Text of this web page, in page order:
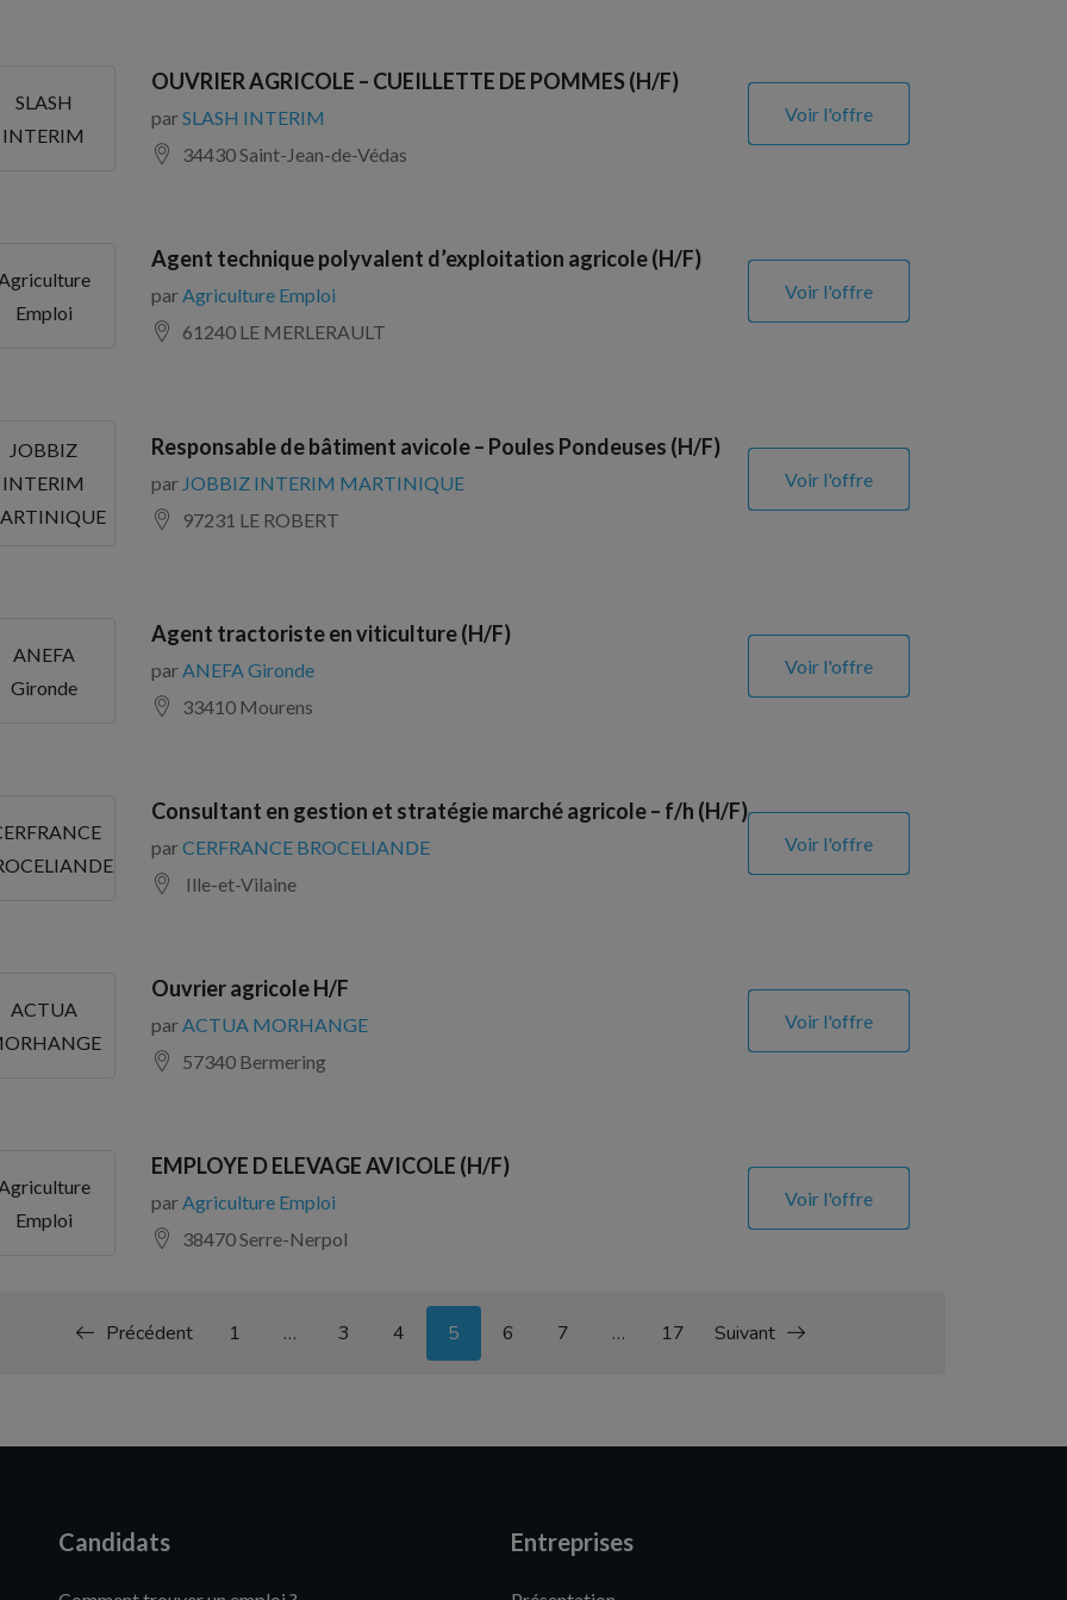
SLASH
INTERIM
OUVRIER AGRICOLE – CUEILLETTE DE POMMES (H/F)
parSLASH INTERIM
34430 Saint-Jean-de-Védas
Voir l'offre
Agriculture
Emploi
Agent technique polyvalent d’exploitation agricole (H/F)
parAgriculture Emploi
61240 LE MERLERAULT
Voir l'offre
JOBBIZ
INTERIM
Responsable de bâtiment avicole – Poules Pondeuses (H/F)
par JOBBIZ INTERIM MARTINIQUE
97231 LE ROBERT
Voir l'offre
ANEFA
Gironde
Agent tractoriste en viticulture (H/F)
parANEFA Gironde
33410 Mourens
Voir l'offre
Consultant en gestion et stratégie marché agricole – f/h (H/F)
parCERFRANCE BROCELIANDE
Ille-et-Vilaine
Voir l'offre
ACTUA
Ouvrier agricole H/F
parACTUA MORHANGE
57340 Bermering
Voir l'offre
Agriculture
Emploi
EMPLOYE D ELEVAGE AVICOLE (H/F)
parAgriculture Emploi
38470 Serre-Nerpol
Voir l'offre
Précédent 1 … 3 4 5 6 7 … 17 Suivant
Candidats Entreprises